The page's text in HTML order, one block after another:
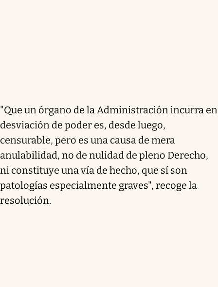
"Que un órgano de la Administración incurra en
desviación de poder es, desde luego,
censurable, pero es una causa de mera
anulabilidad, no de nulidad de pleno Derecho,
ni constituye una vía de hecho, que sí son
patologías especialmente graves", recoge la
resolución.